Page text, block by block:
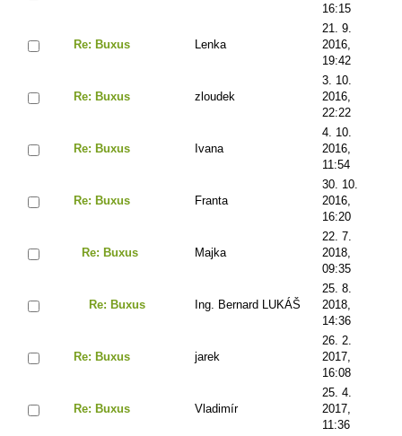
16:15
Re: Buxus Lenka
21. 9.
2016,
19:42
Re: Buxus zloudek
3. 10.
2016,
22:22
Re: Buxus Ivana
4. 10.
2016,
11:54
Re: Buxus Franta
30. 10.
2016,
16:20
Re: Buxus Majka
22. 7.
2018,
09:35
Re: Buxus Ing. Bernard LUKÁŠ
25. 8.
2018,
14:36
Re: Buxus jarek
26. 2.
2017,
16:08
Re: Buxus Vladimír
25. 4.
2017,
11:36